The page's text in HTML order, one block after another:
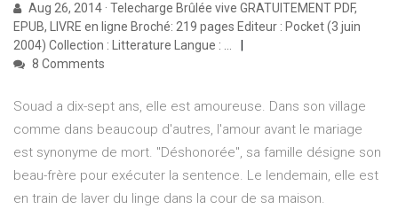
Aug 26, 2014 · Telecharge Brûlée vive GRATUITEMENT PDF,
EPUB, LIVRE en ligne Broché: 219 pages Editeur : Pocket (3 juin
2004) Collection : Litterature Langue : …
8 Comments
Souad a dix-sept ans, elle est amoureuse. Dans son village
comme dans beaucoup d'autres, l'amour avant le mariage
est synonyme de mort. "Déshonorée", sa famille désigne son
beau-frère pour exécuter la sentence. Le lendemain, elle est
en train de laver du linge dans la cour de sa maison.